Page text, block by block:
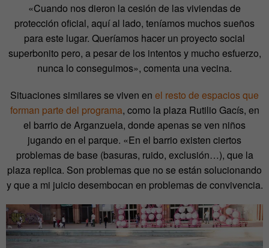
«Cuando nos dieron la cesión de las viviendas de
protección oficial, aquí al lado, teníamos muchos sueños
para este lugar. Queríamos hacer un proyecto social
superbonito pero, a pesar de los intentos y mucho esfuerzo,
nunca lo conseguimos», comenta una vecina.
Situaciones similares se viven en el resto de espacios que
forman parte del programa, como la plaza Rutilio Gacís, en
el barrio de Arganzuela, donde apenas se ven niños
jugando en el parque. «En el barrio existen ciertos
problemas de base (basuras, ruido, exclusión…), que la
plaza replica. Son problemas que no se están solucionando
y que a mi juicio desembocan en problemas de convivencia.